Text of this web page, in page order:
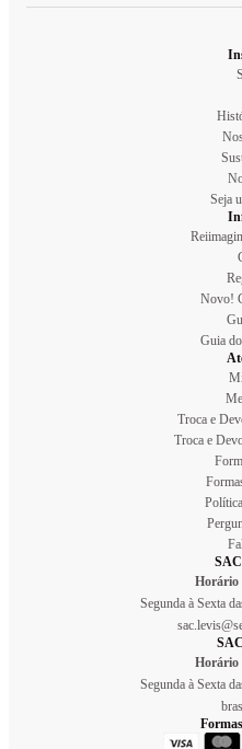
Seja
Novo!
Guia
Troca e
Troca e
Horário
Segunda à Sexta
Horário
Segunda à Sexta